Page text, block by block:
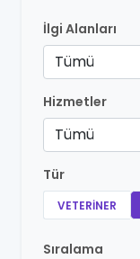
İlgi Alanları
Tümü
Hizmetler
Tümü
Tür
VETERINER
Sıralama